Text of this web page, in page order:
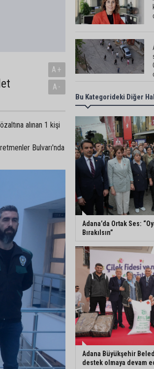
A+
A-
alınan 1 kişi
Bulvarı'nda
Bu Kategorideki Diğer
Adana’da Ortak Ses:
Bırakılsın”
Adana Büyükşehir
destek olmaya devam